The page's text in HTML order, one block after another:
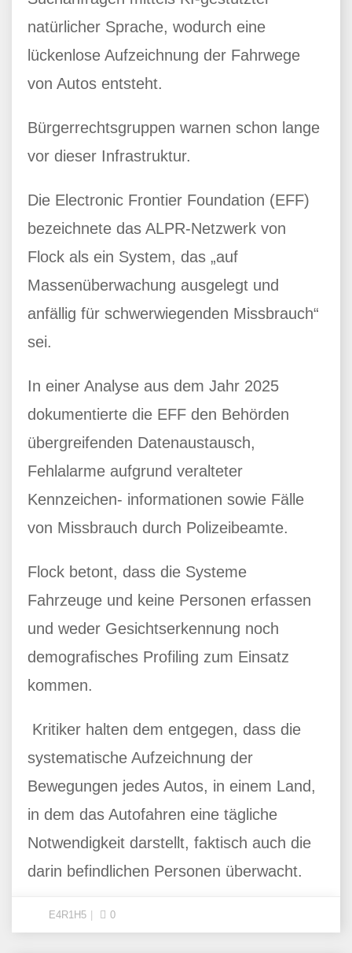
natürlicher Sprache, wodurch eine
lückenlose Aufzeichnung der Fahrwege
von Autos entsteht.
Bürgerrechtsgruppen warnen schon lange
vor dieser Infrastruktur.
Die Electronic Frontier Foundation (EFF)
bezeichnete das ALPR-Netzwerk von
Flock als ein System, das „auf
Massenüberwachung ausgelegt und
anfällig für schwerwiegenden Missbrauch“
sei.
In einer Analyse aus dem Jahr 2025
dokumentierte die EFF den Behörden
übergreifenden Datenaustausch,
Fehlalarme aufgrund veralteter
Kennzeichen- informationen sowie Fälle
von Missbrauch durch Polizeibeamte.
Flock betont, dass die Systeme
Fahrzeuge und keine Personen erfassen
und weder Gesichtserkennung noch
demografisches Profiling zum Einsatz
kommen.
Kritiker halten dem entgegen, dass die
systematische Aufzeichnung der
Bewegungen jedes Autos, in einem Land,
in dem das Autofahren eine tägliche
Notwendigkeit darstellt, faktisch auch die
darin befindlichen Personen überwacht.
E4R1H5 0